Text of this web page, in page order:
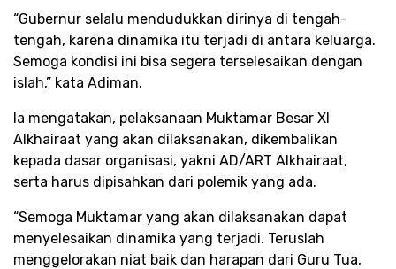
“Gubernur selalu mendudukkan dirinya di tengah-
tengah, karena dinamika itu terjadi di antara keluarga.
Semoga kondisi ini bisa segera terselesaikan dengan
islah,” kata Adiman.
Ia mengatakan, pelaksanaan Muktamar Besar XI
Alkhairaat yang akan dilaksanakan, dikembalikan
kepada dasar organisasi, yakni AD/ART Alkhairaat,
serta harus dipisahkan dari polemik yang ada.
“Semoga Muktamar yang akan dilaksanakan dapat
menyelesaikan dinamika yang terjadi. Teruslah
menggelorakan niat baik dan harapan dari Guru Tua,